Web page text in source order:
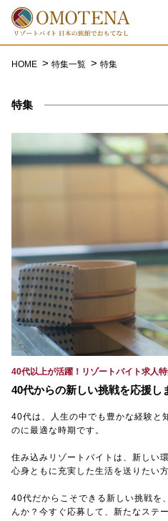
ホーム
初めての方へ
お問い合わせ
LINE
0120-
【TEL受付】9:30～
HOME 特集一覧 特集
特集
40代以上が活躍！リゾートバイト求人
40代からの新しい挑戦を応援し
40代は、人生の中でも豊かな経験と
のに最適な時期です。
住み込みリゾートバイトは、新しい
心身ともに充実した生活を送りたい
40代だからこそできる新しい挑戦を
んか？今すぐ応募して、新たなステ